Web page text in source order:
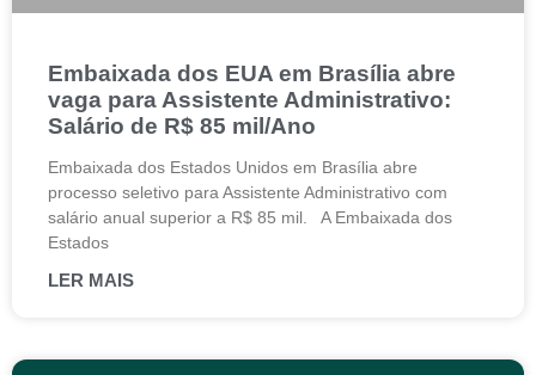
Embaixada dos EUA em Brasília abre
vaga para Assistente Administrativo:
Salário de R$ 85 mil/Ano
Embaixada dos Estados Unidos em Brasília abre
processo seletivo para Assistente Administrativo com
salário anual superior a R$ 85 mil. A Embaixada dos
Estados
LER MAIS